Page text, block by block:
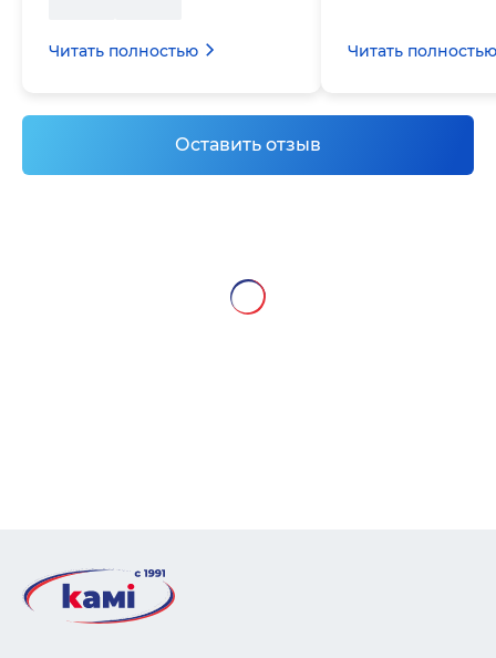
Читать полностью Читать полностью
Оставить отзыв